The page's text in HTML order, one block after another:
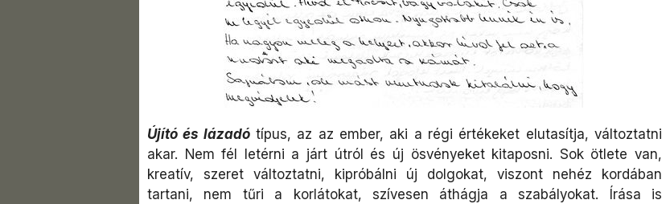
Újító és lázadótípus, az az ember, aki a régi értékeket elutasítja, változtatni
akar. Nem fél letérni a járt útról és új ösvényeket kitaposni. Sok ötlete van,
kreatív, szeret változtatni, kipróbálni új dolgokat, viszont nehéz kordában
tartani, nem tűri a korlátokat, szívesen áthágja a szabályokat. Írása is